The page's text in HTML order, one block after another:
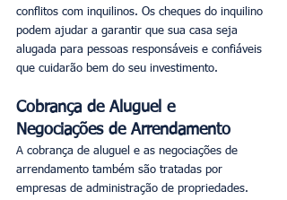
conflitos com inquilinos. Os cheques do inquilino
podem ajudar a garantir que sua casa seja
alugada para pessoas responsáveis e confiáveis
que cuidarão bem do seu investimento.
Cobrança de Aluguel e
Negociações de Arrendamento
A cobrança de aluguel e as negociações de
arrendamento também são tratadas por
empresas de administração de propriedades.